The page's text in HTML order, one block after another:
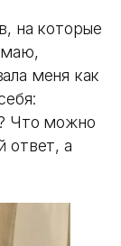
на которые
меня как
Что можно
ответ, а